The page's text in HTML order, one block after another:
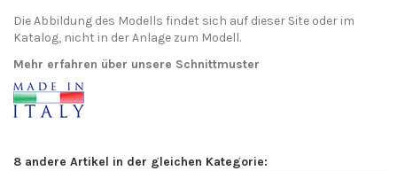
Die Abbildung des Modells findet sich auf dieser Site oder im
Katalog, nicht in der Anlage zum Modell.
Mehr erfahren über unsere Schnittmuster
8 andere Artikel in der gleichen Kategorie: